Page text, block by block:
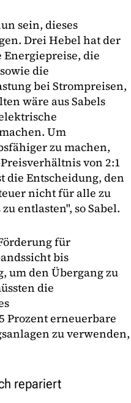
sein, dieses
Drei Hebel hat der
die
die
bei Strompreisen,
wäre aus Sabels
Um
zu machen,
von 2:1
die Entscheidung, den
nicht für alle zu
entlasten", so Sabel.
für
bis
um den Übergang zu
die
Prozent erneuerbare
zu verwenden,
repariert